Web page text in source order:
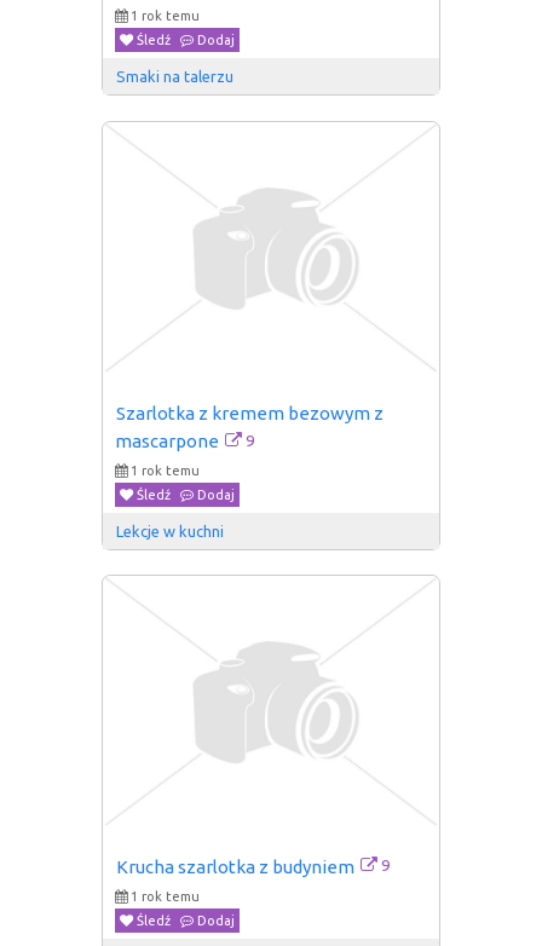
1 rok temu
Śledź
Dodaj
Smaki na talerzu
Szarlotka z kremem bezowym z
mascarpone
9
1 rok temu
Śledź
Dodaj
Lekcje w kuchni
Krucha szarlotka z budyniem 9
1 rok temu
Śledź
Dodaj